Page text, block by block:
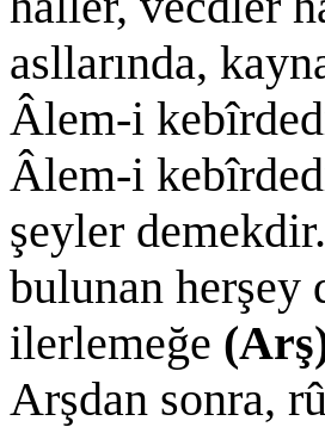
asllarında,
Âlem-i
Âlem-i
şeyler
bulunan herşey
ilerlemeğe
Arşdan sonra,